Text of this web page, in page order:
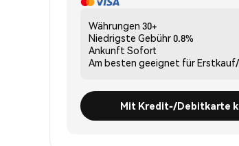
Währungen 30+
Niedrigste Gebühr0.8%
Ankunft Sofort
Am besten geeignet für
Mit Kredit-/Debitkarte